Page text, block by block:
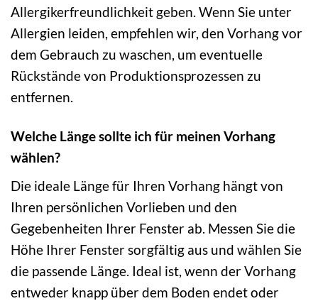
Allergikerfreundlichkeit geben. Wenn Sie unter
Allergien leiden, empfehlen wir, den Vorhang vor
dem Gebrauch zu waschen, um eventuelle
Rückstände von Produktionsprozessen zu
entfernen.
Welche Länge sollte ich für meinen Vorhang
wählen?
Die ideale Länge für Ihren Vorhang hängt von
Ihren persönlichen Vorlieben und den
Gegebenheiten Ihrer Fenster ab. Messen Sie die
Höhe Ihrer Fenster sorgfältig aus und wählen Sie
die passende Länge. Ideal ist, wenn der Vorhang
entweder knapp über dem Boden endet oder